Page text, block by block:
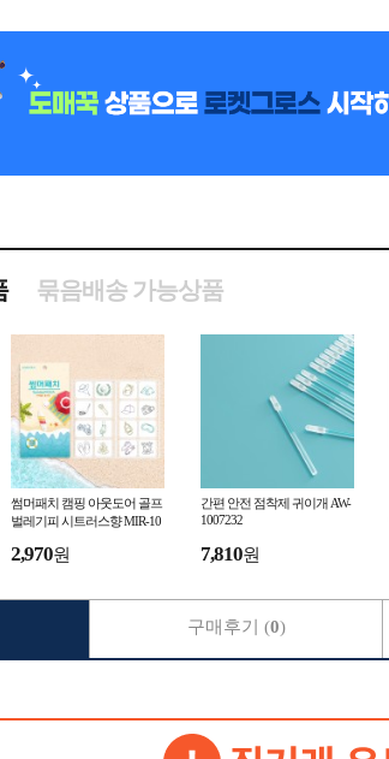
묶음배송 가능상품
썸머패치 캠핑 아웃도어 골프
벌레기피 시트러스향 MIR-10
2,970원
간편 안전 점착제 귀이개 AW-
1007232
7,810원
구매후기 (0)